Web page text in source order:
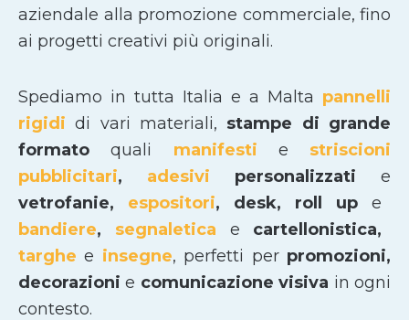
aziendale alla promozione commerciale, fino
ai progetti creativi più originali.
Spediamo in tutta Italia e a Malta pannelli
rigididi vari materiali, stampe di grande
formatoquali manifesti e striscioni
pubblicitari, adesivi personalizzati e
vetrofanie, espositori, desk, roll up e
bandiere, segnaletica e cartellonistica,
targhee insegne, perfetti per promozioni,
decorazionie comunicazione visiva in ogni
contesto.